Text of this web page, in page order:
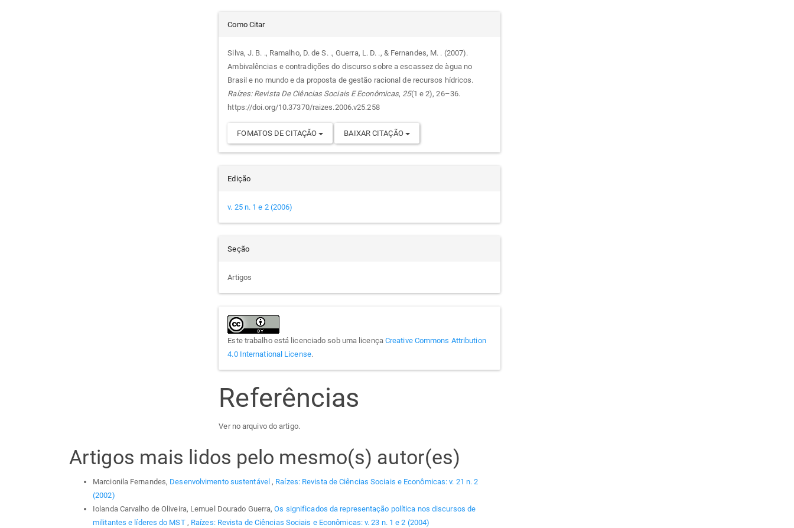
Detalhes
do
artigo
Como Citar
Silva, J. B. ., Ramalho, D. de S. ., Guerra, L. D. ., & Fernandes, M. . (2007).
Ambivalências e contradições do discurso sobre a escassez de àgua no
Brasil e no mundo e da proposta de gestão racional de recursos hídricos.
Raízes: Revista De Ciências Sociais E Econômicas, 25(1 e 2), 26–36.
https://doi.org/10.37370/raizes.2006.v25.258
FOMATOS DE CITAÇÃO BAIXAR CITAÇÃO
Edição
v. 25 n. 1 e 2 (2006)
Seção
Artigos
Este trabalho está licenciado sob uma licença Creative Commons Attribution
4.0 International License.
Referências
Ver no arquivo do artigo.
Artigos mais lidos pelo mesmo(s) autor(es)
Marcionila Fernandes, Desenvolvimento sustentável, Raízes: Revista de Ciências Sociais e Econômicas: v. 21 n. 2
(2002)
Iolanda Carvalho de Oliveira, Lemuel Dourado Guerra,Os significados da representação política nos discursos de
militantes e líderes do MST , Raízes: Revista de Ciências Sociais e Econômicas: v. 23 n. 1 e 2 (2004)